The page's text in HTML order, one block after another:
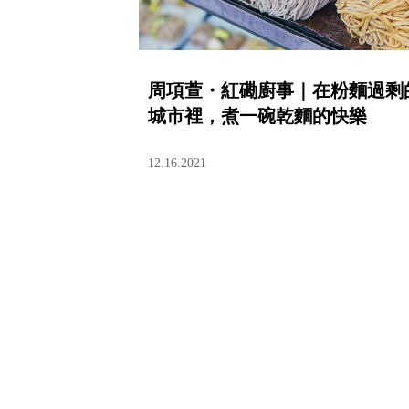
周項萱・紅磡廚事｜在粉麵過剩
城市裡，煮一碗乾麵的快樂
12.16.2021